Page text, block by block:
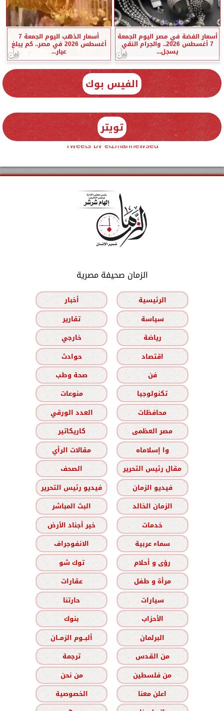
أسعار الفضة في مصر اليوم الجمعة
7 أغسطس 2026.. والجرام النقي
يسجل...
أسعار الذهب اليوم الجمعة 7
أغسطس 2026 في مصر.. كم يبلغ
عيار...
الفيس بوك
تويتر
Tweets by elzmannewseg
الزمان صحيفة مصرية
الرئيسية
أخبار
سياسة
تقارير
رياضة
خارجي
اقتصاد
حوادث
فن
صحة وطب
تكنولوجيا
منوعات
محافظات
العدد الورقي
مصر العظمى
كاريكاتير
وا إسلاماه
مقالات الرأي
مقال رئيس التحرير
الصحف
فيديو الزمان
فيديو رئيس التحرير
الزمان الخالد
البث المباشر
خدمات
خير أجناد الأرض
سماء عربية
الانفوجراف
رؤى و أحلام
توك شو
مرأة و طفل
عقارات
سيارات
حارتنا
الأحزاب
بنوك
البرلمان
ألبــوم الزمــان
من القدس
ترجمة
من فلسطين
من نحن
اعلن معنا
الخصوصية